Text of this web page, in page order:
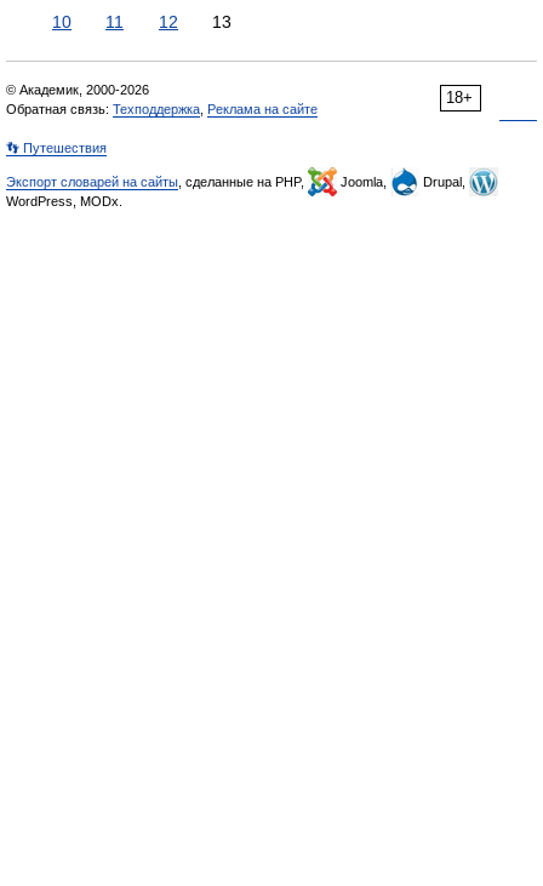
10
11 12 13
18+
© Академик, 2000-2026
Обратная связь: Техподдержка Реклама на сайте
👣 Путешествия
Экспорт словарей на сайты , сделанные на PHP, Joomla,
Drupal,
WordPress, MODx.